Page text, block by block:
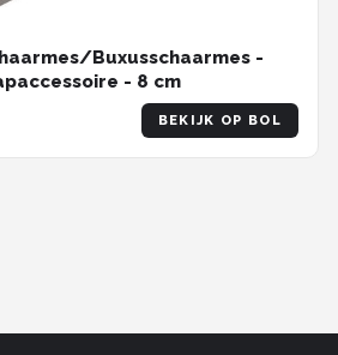
Buxusschaarmes -
- 8 cm
BEKIJK OP BOL